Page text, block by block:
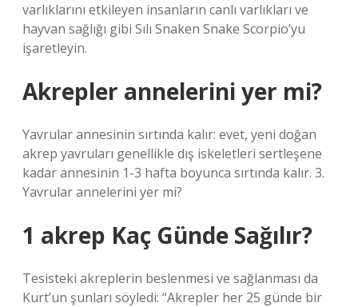
varlıklarını etkileyen insanların canlı varlıkları ve
hayvan sağlığı gibi Sılı Snaken Snake Scorpio’yu
işaretleyin.
Akrepler annelerini yer mi?
Yavrular annesinin sırtında kalır: evet, yeni doğan
akrep yavruları genellikle dış iskeletleri sertleşene
kadar annesinin 1-3 hafta boyunca sırtında kalır. 3.
Yavrular annelerini yer mi?
1 akrep Kaç Günde Sağılır?
Tesisteki akreplerin beslenmesi ve sağlanması da
Kurt’un şunları söyledi: “Akrepler her 25 günde bir